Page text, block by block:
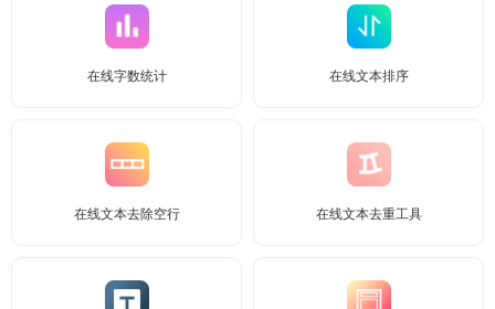
在线字数统计 在线文本排序
在线文本去除空行 在线文本去重工具